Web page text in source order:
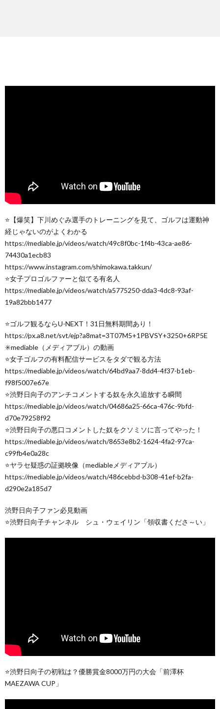
⭐️【爆笑】下川めぐみ選手のトレーニングを見て、ゴルフは運動神
経じゃないのがよくわかる
https://mediable.jp/videos/watch/49c8f0bc-1f4b-43ca-ae86-
74430a1ecb83
https://www.instagram.com/shimokawa.takkun/
⭐️女子プロゴルファーと似てる有名人
https://mediable.jp/videos/watch/a5775250-dda3-4dc8-93af-
19a82bbb1477
⭐️ゴルフ観るならU-NEXT！31日無料期間あり！
https://px.a8.net/svt/ejp?a8mat=3T07M5+1PBVSY+3250+6RP5E
✳️mediable（メディアブル）の動画
⭐️女子ゴルフの有料配信サービスをタダで観る方法
https://mediable.jp/videos/watch/64bd9aa7-8dd4-4f37-b1eb-
f98f5007e67e
⭐️渋野日向子のアンチコメントする奴を永久追放する瞬間
https://mediable.jp/videos/watch/04686a25-66ca-476c-9bfd-
d70e79258f92
⭐️渋野日向子の悪口コメントした奴をクソミソに言ってやった！
https://mediable.jp/videos/watch/8653e8b2-1624-4fa2-97ca-
c99fb4e0a28c
⭐️ヤラセ疑惑の証拠映像（mediableメディアブル）
https://mediable.jp/videos/watch/486cebbd-b308-41ef-b2fa-
d290e2a185d7
渋野日向子ファン必見動画
⭐️渋野日向子チャンネル シュ・ウェイリン「領収書くださ～い」
⭐️渋野日向子の初戦は？優勝賞金8000万円の大会「前澤杯
MAEZAWA CUP」